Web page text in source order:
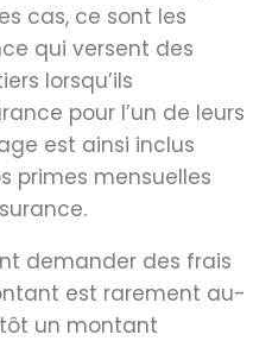
cas, ce sont les
qui versent des
lorsqu’ils
pour l’un de leurs
est ainsi inclus
primes mensuelles
demander des frais
est rarement au-
un montant